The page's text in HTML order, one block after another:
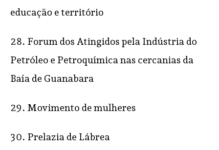
educação e território
28. Forum dos Atingidos pela Indústria do
Petróleo e Petroquímica nas cercanias da
Baía de Guanabara
29. Movimento de mulheres
30. Prelazia de Lábrea